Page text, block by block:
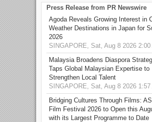
Press Release from PR Newswire
Agoda Reveals Growing Interest in
Weather Destinations in Japan for
2026
SINGAPORE, Sat, Aug 8 2026 2:00
Malaysia Broadens Diaspora
Taps Global Malaysian Expertise to
Strengthen Local Talent
SINGAPORE, Sat, Aug 8 2026 1:57
Bridging Cultures Through Films:
Film Festival 2026 to Open this
with its Largest Programme to Date